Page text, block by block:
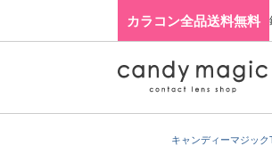
カラコン全品送料無料
キャンディーマジック
ログイン・新規会員登